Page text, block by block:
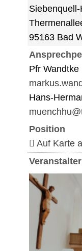
95163 Bad
Pfr Wandtke
Hans-
Position
Auf Karte